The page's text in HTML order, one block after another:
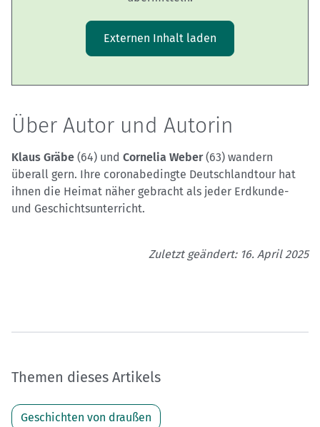
Externen Inhalt laden
Über Autor und Autorin
Klaus Gräbe (64) und Cornelia Weber(63) wandern
überall gern. Ihre coronabedingte Deutschlandtour hat
ihnen die Heimat näher gebracht als jeder Erdkunde-
und Geschichtsunterricht.
Zuletzt geändert: 16. April 2025
Themen dieses Artikels
Geschichten von draußen